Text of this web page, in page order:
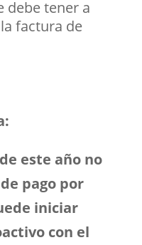
debe tener a
factura de
este año no
pago por
iniciar
con el